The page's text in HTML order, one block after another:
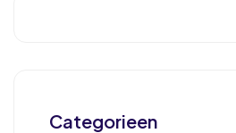
Categorieen